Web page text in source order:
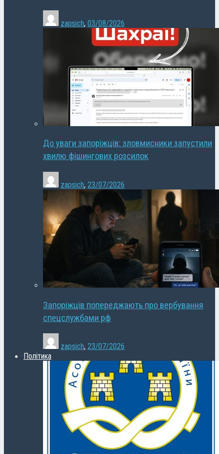
zapsich, 03/08/2026
До уваги запоріжців: зловмисники запустили
хвилю фішингових розсилок
zapsich, 23/07/2026
Запоріжців попереджають про вербування
спецслужбами рф
zapsich, 23/07/2026
Політика